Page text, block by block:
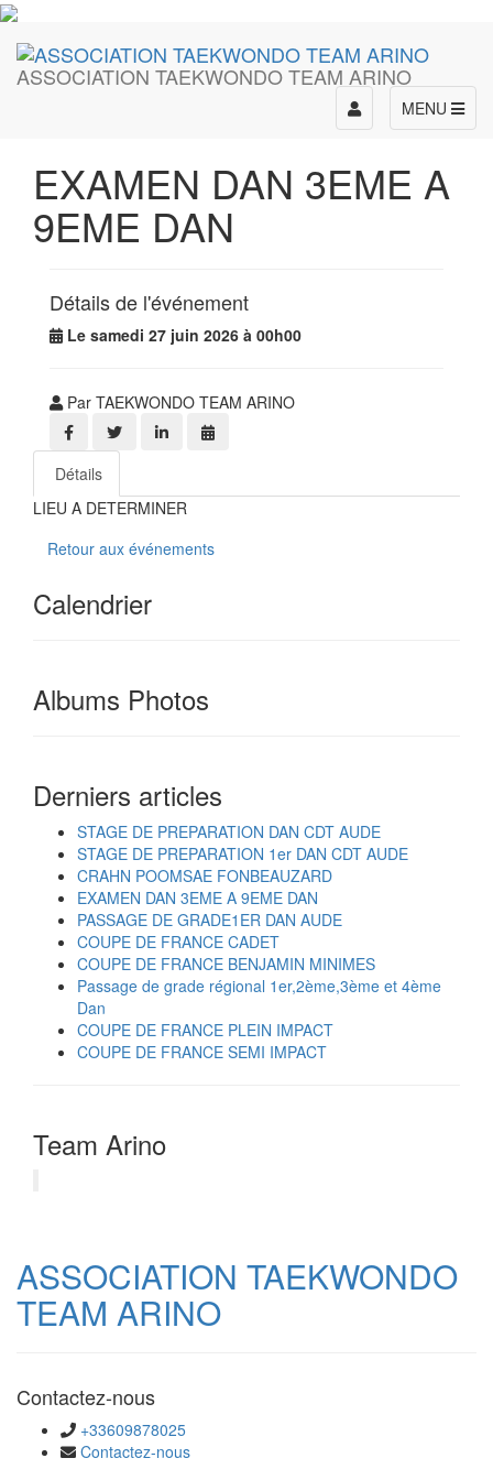
ASSOCIATION TAEKWONDO TEAM ARINO
MENU
Toggle
navigation
EXAMEN DAN 3EME A
9EME DAN
Détails de l'événement
Le samedi 27 juin 2026 à 00h00
Par TAEKWONDO TEAM ARINO
Détails
LIEU A DETERMINER
Retour aux événements
Calendrier
Albums Photos
Derniers articles
STAGE DE PREPARATION DAN CDT AUDE
STAGE DE PREPARATION 1er DAN CDT AUDE
CRAHN POOMSAE FONBEAUZARD
EXAMEN DAN 3EME A 9EME DAN
PASSAGE DE GRADE1ER DAN AUDE
COUPE DE FRANCE CADET
COUPE DE FRANCE BENJAMIN MINIMES
Passage de grade régional 1er,2ème,3ème et 4ème
Dan
COUPE DE FRANCE PLEIN IMPACT
COUPE DE FRANCE SEMI IMPACT
Team Arino
ASSOCIATION TAEKWONDO
TEAM ARINO
Contactez-nous
+33609878025
Contactez-nous